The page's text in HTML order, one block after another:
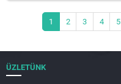
1 2 3 4 5
ÜZLETÜNK